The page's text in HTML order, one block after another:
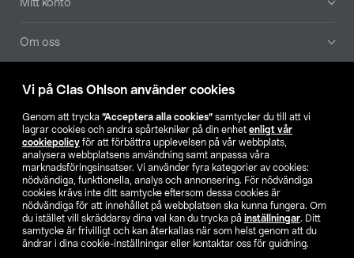
Vi på Clas Ohlson använder cookies
Genom att trycka ”Acceptera alla cookies” samtycker du till att vi
lagrar cookies och andra spårtekniker på din enhet enligt vår
cookiepolicy för att förbättra upplevelsen på vår webbplats,
analysera webbplatsens användning samt anpassa våra
marknadsföringsinsatser. Vi använder fyra kategorier av cookies:
nödvändiga, funktionella, analys och annonsering. För nödvändiga
cookies krävs inte ditt samtycke eftersom dessa cookies är
nödvändiga för att innehållet på webbplatsen ska kunna fungera. Om
du istället vill skräddarsy dina val kan du trycka på inställningar. Ditt
samtycke är frivilligt och kan återkallas när som helst genom att du
ändrar i dina cookie-inställningar eller kontaktar oss för guidning.
Mitt konto
Om oss
Aktuellt
Våra bolag
Hitta butik
SE NO FI